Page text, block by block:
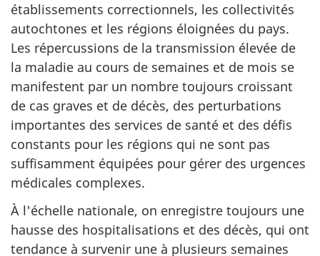
établissements correctionnels, les collectivités
autochtones et les régions éloignées du pays.
Les répercussions de la transmission élevée de
la maladie au cours de semaines et de mois se
manifestent par un nombre toujours croissant
de cas graves et de décès, des perturbations
importantes des services de santé et des défis
constants pour les régions qui ne sont pas
suffisamment équipées pour gérer des urgences
médicales complexes.
À l'échelle nationale, on enregistre toujours une
hausse des hospitalisations et des décès, qui ont
tendance à survenir une à plusieurs semaines